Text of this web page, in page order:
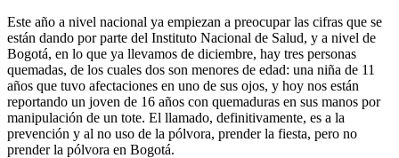
Este año a nivel nacional ya empiezan a preocupar las cifras que se
están dando por parte del Instituto Nacional de Salud, y a nivel de
Bogotá, en lo que ya llevamos de diciembre, hay tres personas
quemadas, de los cuales dos son menores de edad: una niña de 11
años que tuvo afectaciones en uno de sus ojos, y hoy nos están
reportando un joven de 16 años con quemaduras en sus manos por
manipulación de un tote. El llamado, definitivamente, es a la
prevención y al no uso de la pólvora, prender la fiesta, pero no
prender la pólvora en Bogotá.